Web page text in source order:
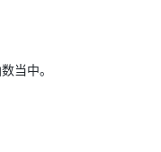
当中。